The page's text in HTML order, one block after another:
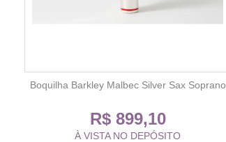
Boquilha Barkley Malbec Silver Sax Soprano
R$ 899,10
À VISTA NO DEPÓSITO